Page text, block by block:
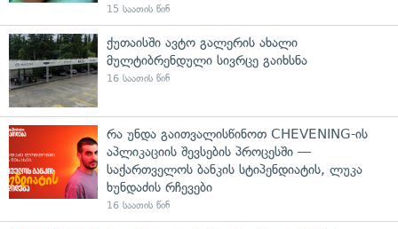
15 საათის წინ
ქუთაისში ავტო გალერის ახალი
მულტიბრენდული სივრცე გაიხსნა
16 საათის წინ
რა უნდა გაითვალისწინოთ CHEVENING-ის
აპლიკაციის შევსების პროცესში —
საქართველოს ბანკის სტიპენდიატის, ლუკა
ხუნდაძის რჩევები
16 საათის წინ